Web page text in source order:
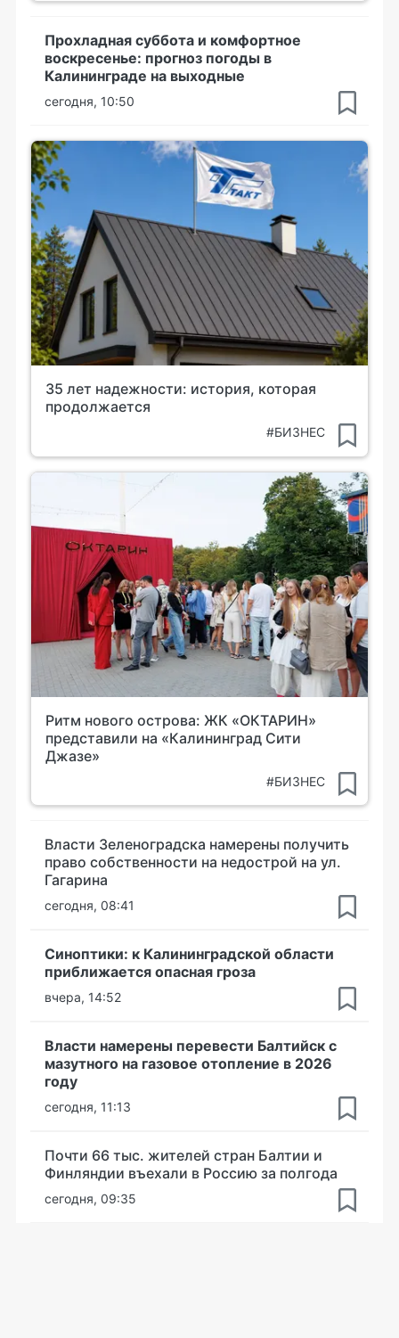
Прохладная суббота и комфортное
воскресенье: прогноз погоды в
Калининграде на выходные
сегодня, 10:50
35 лет надежности: история, которая
продолжается
#БИЗНЕС
Ритм нового острова: ЖК «ОКТАРИН»
представили на «Калининград Сити
Джазе»
#БИЗНЕС
Власти Зеленоградска намерены получить
право собственности на недострой на ул.
Гагарина
сегодня, 08:41
Синоптики: к Калининградской области
приближается опасная гроза
вчера, 14:52
Власти намерены перевести Балтийск с
мазутного на газовое отопление в 2026
году
сегодня, 11:13
Почти 66 тыс. жителей стран Балтии и
Финляндии въехали в Россию за полгода
сегодня, 09:35